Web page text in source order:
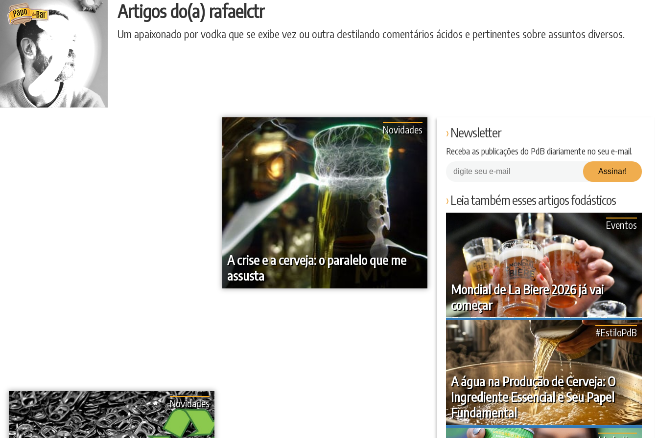
para
conteúdo
Artigos do(a) rafaelctr
Um apaixonado por vodka que se exibe vez ou outra destilando comentários ácidos e pertinentes sobre assuntos diversos.
A crise e a cerveja: o paralelo que me
assusta
Novidades
Novidades
Newsletter
Receba as publicações do PdB diariamente no seu e-mail.
Leia também esses artigos fodásticos
Mondial de La Biere 2026 já vai
começar
Eventos
A água na Produção de Cerveja: O
Ingrediente Essencial e Seu Papel
Fundamental
#EstiloPdB